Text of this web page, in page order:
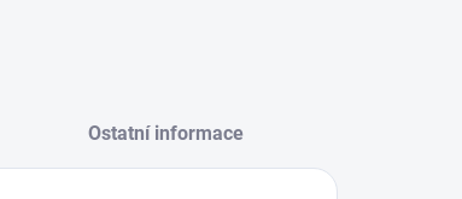
Ostatní informace